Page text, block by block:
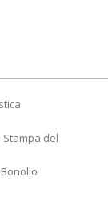
Stampa del